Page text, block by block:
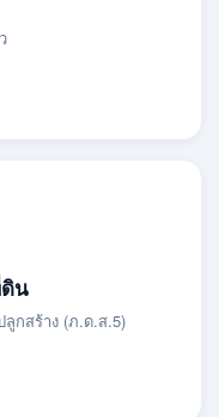
น
กสร้าง (ภ.ด.ส.5)